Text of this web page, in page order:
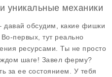
уникальные механики
обсудим, какие фишки
Во-первых, тут реально
ресурсами. Ты не просто
шаге! Завел ферму?
за ее состоянием. У тебя